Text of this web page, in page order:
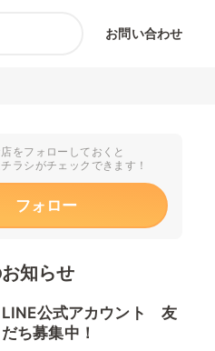
お問い合わせ
をフォローしておくと
ラシがチェックできます！
フォロー
知らせ
LINE公式アカウント 友
だち募集中！